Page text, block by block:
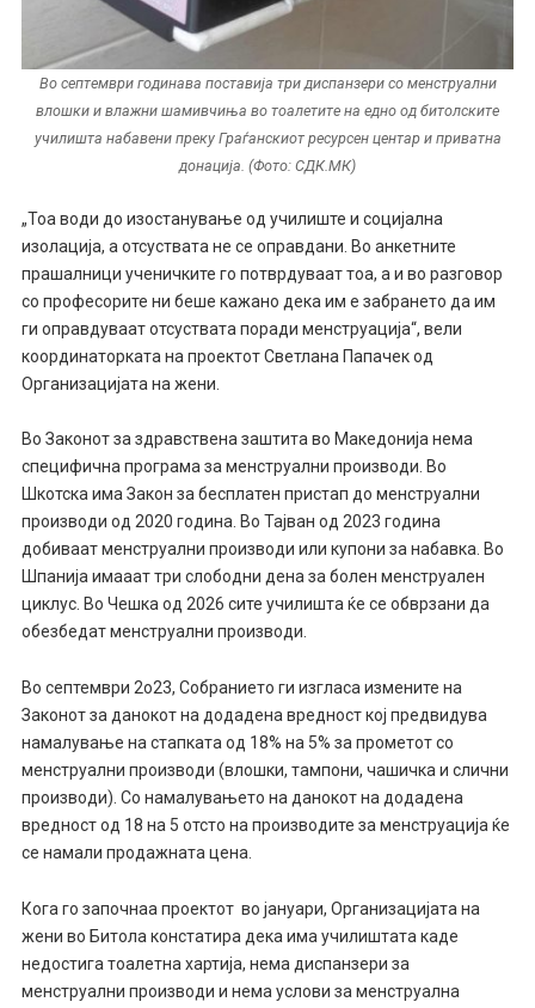
Во септември годинава поставија три диспанзери со менструални
влошки и влажни шамивчиња во тоалетите на едно од битолските
училишта набавени преку Граѓанскиот ресурсен центар и приватна
донација. (Фото: СДК.МК)
„Тоа води до изостанување од училиште и социјална
изолација, а отсуствата не се оправдани. Во анкетните
прашалници ученичките го потврдуваат тоа, а и во разговор
со професорите ни беше кажано дека им е забрането да им
ги оправдуваат отсуствата поради менструација“, вели
координаторката на проектот Светлана Папачек од
Организацијата на жени.
Во Законот за здравствена заштита во Македонија нема
специфична програма за менструални производи. Во
Шкотска има Закон за бесплатен пристап до менструални
производи од 2020 година. Во Тајван од 2023 година
добиваат менструални производи или купони за набавка. Во
Шпанија имааат три слободни дена за болен менструален
циклус. Во Чешка од 2026 сите училишта ќе се обврзани да
обезбедат менструални производи.
Во септември 2о23, Собранието ги изгласа измените на
Законот за данокот на додадена вредност кој предвидува
намалување на стапката од 18% на 5% за прометот со
менструални производи (влошки, тампони, чашичка и слични
производи). Со намалувањето на данокот на додадена
вредност од 18 на 5 отсто на производите за менструација ќе
се намали продажната цена.
Кога го започнаа проектот во јануари, Организацијата на
жени во Битола констатира дека има училиштата каде
недостига тоалетна хартија, нема диспанзери за
менструални производи и нема услови за менструална